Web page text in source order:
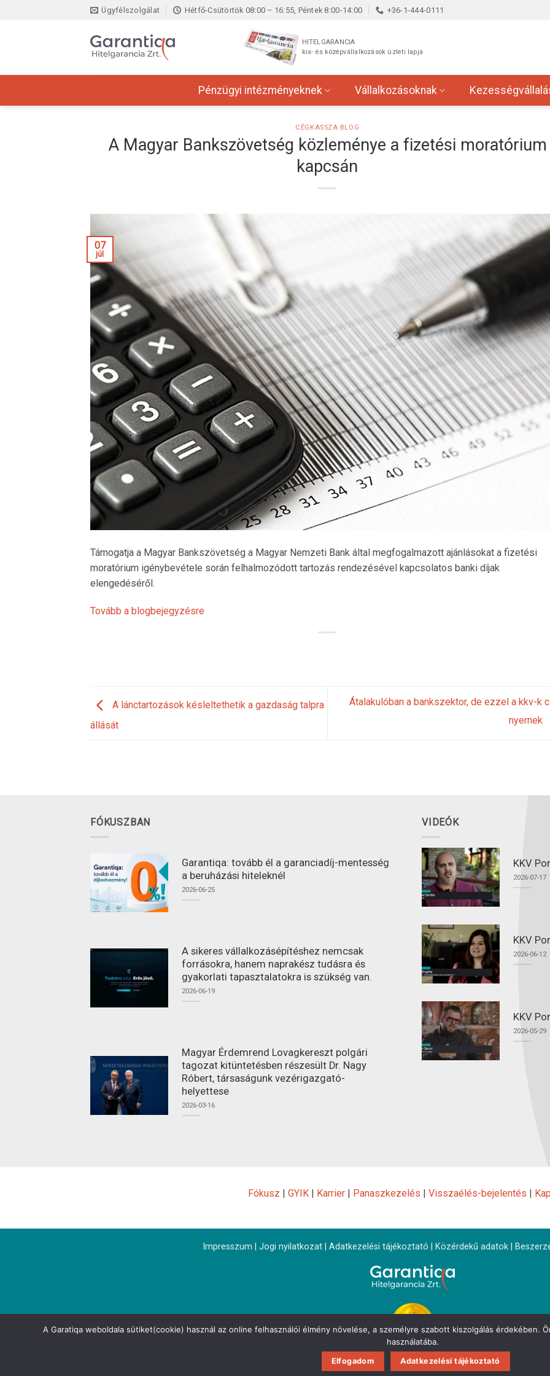
Ügyfélszolgálat Hétfő-Csütörtök 08:00 – 16:55, Péntek 8:00-14:00 +36-1-444-0111
HITELGARANCIA
kis- és középvállalkozások üzleti lapja
Pénzügyi intézményeknek Vállalkozásoknak
CÉGKASSZA BLOG
A Magyar Bankszövetség közleménye a fizetési moratórium
kapcsán
07
júl
Támogatja a Magyar Bankszövetség a Magyar Nemzeti Bank által megfogalmazott ajánlásokat a fizetési
moratórium igénybevétele során felhalmozódott tartozás rendezésével kapcsolatos banki díjak
elengedéséről.
Tovább a blogbejegyzésre
A lánctartozások késleltethetik a gazdaság talpra
állását
Átalakulóban a bankszektor, de ezzel a kkv-k
nyernek
FÓKUSZBAN
Garantiqa: tovább él a garanciadíj-mentesség
a beruházási hiteleknél
2026-06-25
A sikeres vállalkozásépítéshez nemcsak
forrásokra, hanem naprakész tudásra és
gyakorlati tapasztalatokra is szükség van.
2026-06-19
Magyar Érdemrend Lovagkereszt polgári
tagozat kitüntetésben részesült Dr. Nagy
Róbert, társaságunk vezérigazgató-
helyettese
2026-03-16
VIDEÓK
KKV
2026-07-17
KKV
2026-06-12
KKV
2026-05-29
Fókusz GYIK| Karrier| Panaszkezelés Visszaélés-bejelentés
Impresszum Jogi nyilatkozat| Adatkezelési tájékoztató Közérdekű adatok|
Copyright 2026 © Garantiqa Hitelgarancia Zrt.
A Garatiqa weboldala sütiket(cookie) használ az online felhasználói élmény növelése, a személyre szabott kiszolgálás érdekében.
használatába.
Elfogadom Adatkezelési tájékoztató